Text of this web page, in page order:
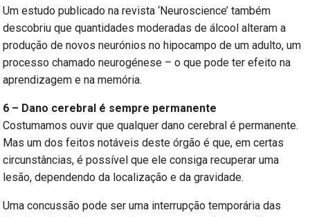
Um estudo publicado na revista ‘Neuroscience’ também
descobriu que quantidades moderadas de álcool alteram a
produção de novos neurónios no hipocampo de um adulto, um
processo chamado neurogénese – o que pode ter efeito na
aprendizagem e na memória.
6 – Dano cerebral é sempre permanente
Costumamos ouvir que qualquer dano cerebral é permanente.
Mas um dos feitos notáveis deste órgão é que, em certas
circunstâncias, é possível que ele consiga recuperar uma
lesão, dependendo da localização e da gravidade.
Uma concussão pode ser uma interrupção temporária das